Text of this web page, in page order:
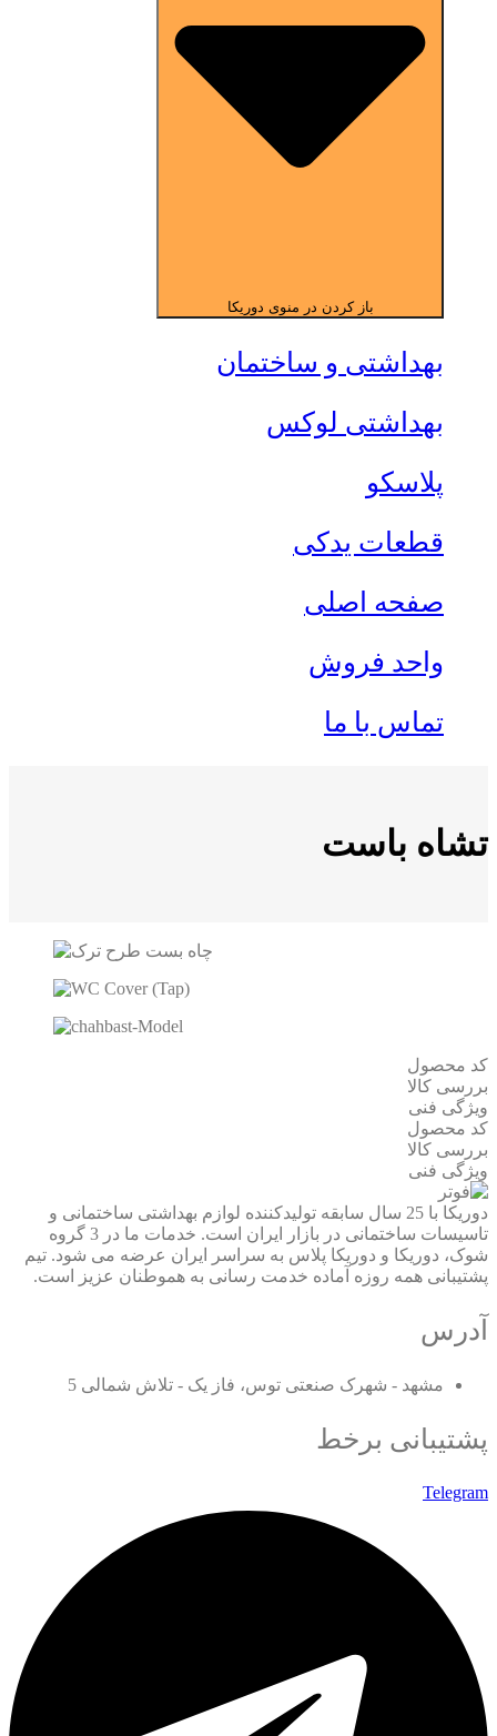
باز کردن در منوی دوریکا
بهداشتی و ساختمان
بهداشتی لوکس
پلاسکو
قطعات یدکی
صفحه اصلی
واحد فروش
تماس با ما
تشاه باست
کد محصول
بررسی کالا
ویژگی فنی
کد محصول
بررسی کالا
ویژگی فنی
دوریکا با 25 سال سابقه تولیدکننده لوازم بهداشتی ساختمانی و
تاسیسات ساختمانی در بازار ایران است. خدمات ما در 3 گروه
شوک، دوریکا و دوریکا پلاس به سراسر ایران عرضه می شود. تیم
پشتیبانی همه روزه آماده خدمت رسانی به هموطنان عزیز است.
آدرس
مشهد - شهرک صنعتی توس، فاز یک - تلاش شمالی 5
پشتیبانی برخط
Telegram